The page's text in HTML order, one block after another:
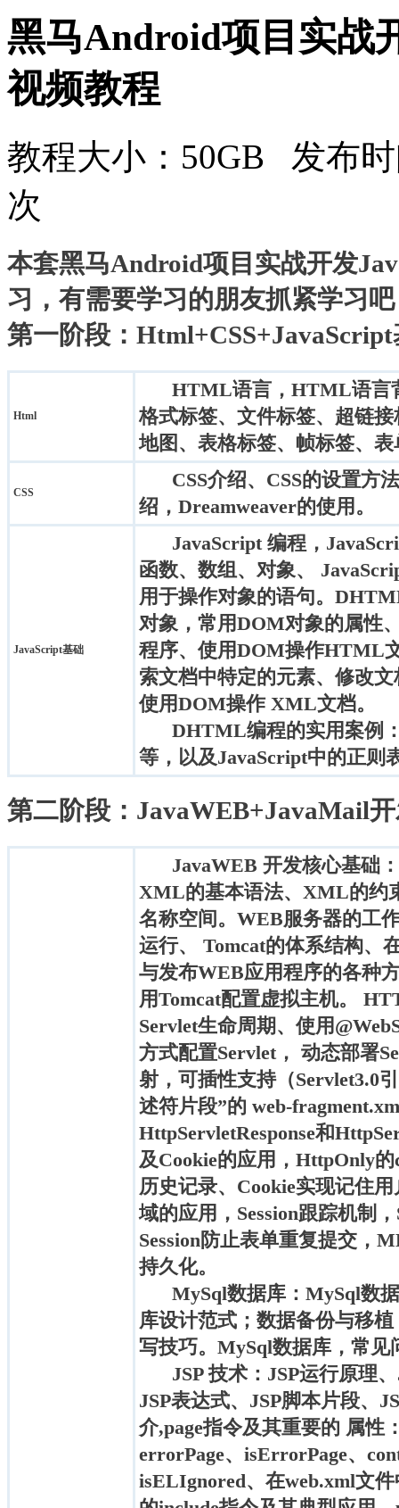
黑马Android项目实战
视频教程
教程大小：50GB 发布
次
本套黑马Android项目实战开发
习，有需要学习的朋友抓紧学习
第一阶段：Html+CSS+JavaScript
Html
HTML语言，HTML语言
格式标签、文件标签、超链
地图、表格标签、帧标签、
CSS
CSS介绍、CSS的设置方
绍，Dreamweaver的使用。
JavaScript基础
JavaScript 编程，
函数、数组、对象、
用于操作对象的语句。
对象，常用DOM对象的属性
程序、使用DOM操作HTML
索文档中特定的元素、修改
使用DOM操作 XML文档。
DHTML编程的实用案例
等，以及JavaScript中的正则
第二阶段：JavaWEB+JavaMail
JavaWEB 开发核心基础
XML的基本语法、XML的约
名称空间。WEB服务器的工
运行、 Tomcat的体系结构、
与发布WEB应用程序的各种
用Tomcat配置虚拟主机。
Servlet生命周期、使用
方式配置Servlet， 动态部署
射，可插性支持（Servlet3.0
述符片段”的 web-
HttpServletResponse和
及Cookie的应用，HttpOnly
历史记录、Cookie实现记住用
域的应用，Session跟踪机制
Session防止表单重复提交，
持久化。
MySql数据库：MySql数
库设计范式；数据备份与移
写技巧。MySql数据库，常见
JSP 技术：JSP运行原理
JSP表达式、JSP脚本片段、
介,page指令及其重要的 属性
errorPage、isErrorPage、
isELIgnored、在web.xml文